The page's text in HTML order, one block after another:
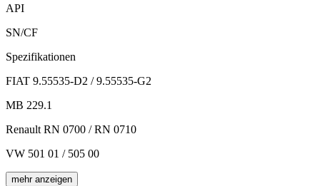
API
SN/CF
Spezifikationen
FIAT 9.55535-D2 / 9.55535-G2
MB 229.1
Renault RN 0700 / RN 0710
VW 501 01 / 505 00
mehr anzeigen